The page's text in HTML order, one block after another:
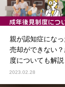
親が認知症にな
売却ができない
度についても解説
2023.02.28